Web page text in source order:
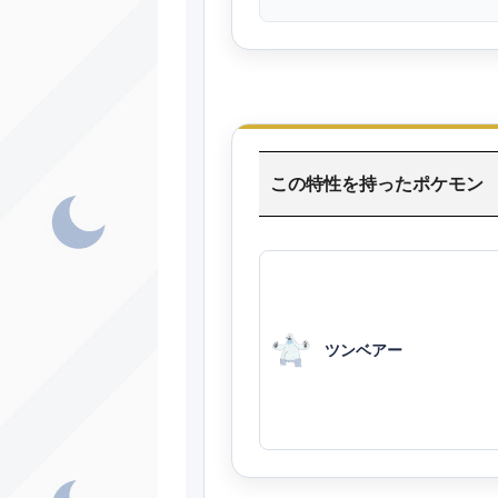
この特性を持ったポケモン
ツンベアー